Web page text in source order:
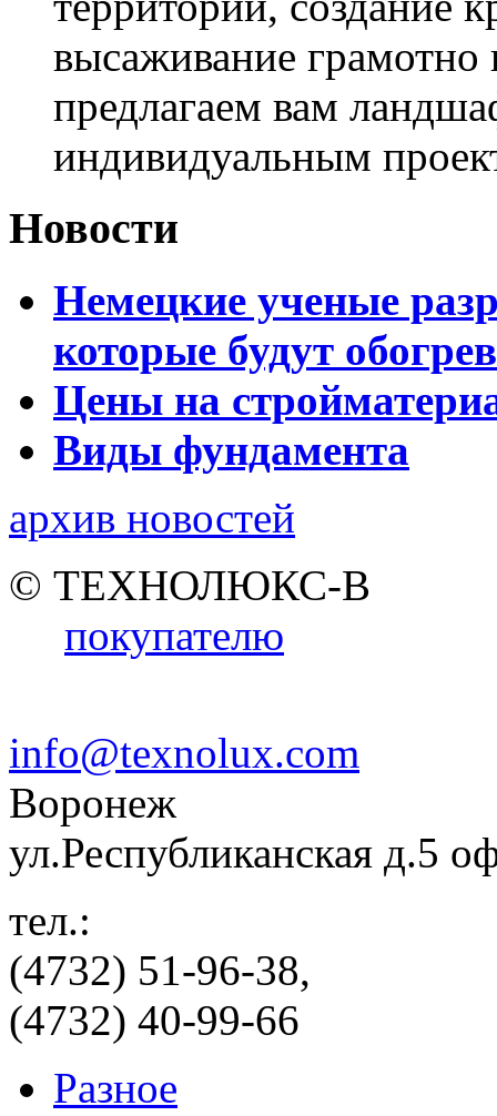
высаживание
предлагаем вам
индивидуальным
Новости
Немецкие ученые
которые будут
Цены на
Виды фундамента
архив новостей
© ТЕХНОЛЮКС-В
покупателю
info@texnolux.com
Воронеж
ул.Республиканская д.5
тел.:
(4732) 51-96-38,
(4732) 40-99-66
Разное